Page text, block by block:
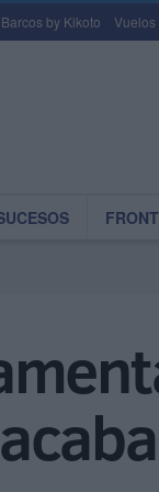
by Kikoto Vuelos